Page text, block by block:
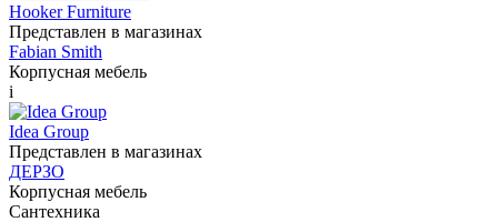
Hooker Furniture
Представлен в магазинах
Fabian Smith
Корпусная мебель
i
Idea Group
Представлен в магазинах
ДЕРЗО
Корпусная мебель
Сантехника